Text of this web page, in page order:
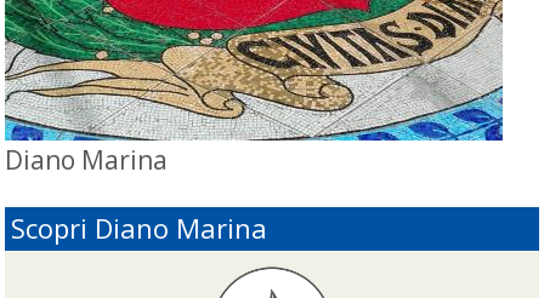
Diano Marina
Scopri Diano Marina